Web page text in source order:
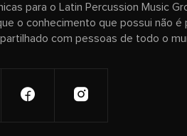
para o Latin Percussion Music
o conhecimento que possui não é
com pessoas de todo o